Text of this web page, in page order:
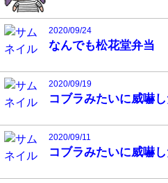
2020/09/24
なんでも松花堂弁当
2020/09/19
コブラみたいに威嚇
2020/09/11
コブラみたいに威嚇